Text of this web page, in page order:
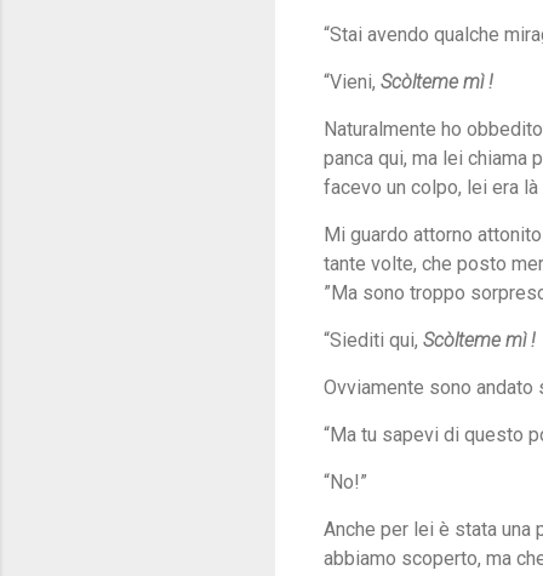
“Stai avendo qualche
“Vieni, Scòlteme mì !
Naturalmente ho
panca qui, ma lei chiama
facevo un colpo, lei era
Mi guardo attorno
tante volte, che posto
”Ma sono troppo
“Siediti qui, Scòlteme mì !
Ovviamente sono
“Ma tu sapevi di questo
“No!”
Anche per lei è stata
abbiamo scoperto, ma